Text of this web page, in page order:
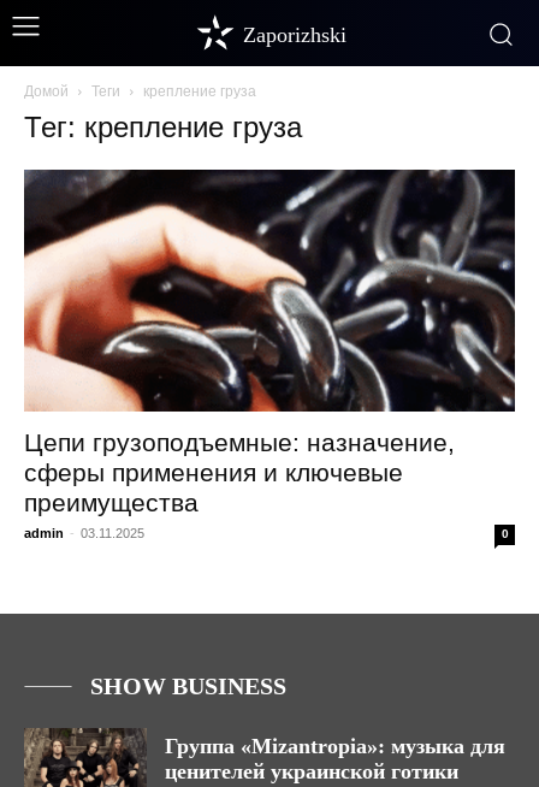
Zaporizhski
Домой Теги крепление груза
Тег: крепление груза
Цепи грузоподъемные: назначение,
сферы применения и ключевые
преимущества
admin - 03.11.2025 0
SHOW BUSINESS
Группа «Mizantropia»: музыка для
ценителей украинской готики